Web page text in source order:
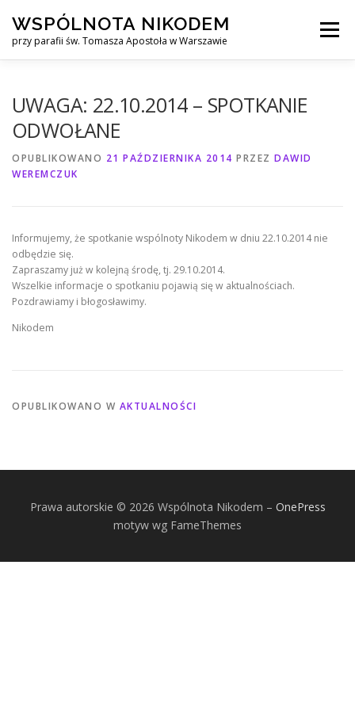
treści
WSPÓLNOTA NIKODEM
przy parafii św. Tomasza Apostoła w Warszawie
Menu
UWAGA: 22.10.2014 – SPOTKANIE
ODWOŁANE
OPUBLIKOWANO 21 PAŹDZIERNIKA 2014 PRZEZ DAWID
WEREMCZUK
Informujemy, że spotkanie wspólnoty Nikodem w dniu 22.10.2014 nie
odbędzie się.
Zapraszamy już w kolejną środę, tj. 29.10.2014.
Wszelkie informacje o spotkaniu pojawią się w aktualnościach.
Pozdrawiamy i błogosławimy.
Nikodem
OPUBLIKOWANO W AKTUALNOŚCI
Prawa autorskie © 2026 Wspólnota Nikodem – OnePress
motyw wg FameThemes